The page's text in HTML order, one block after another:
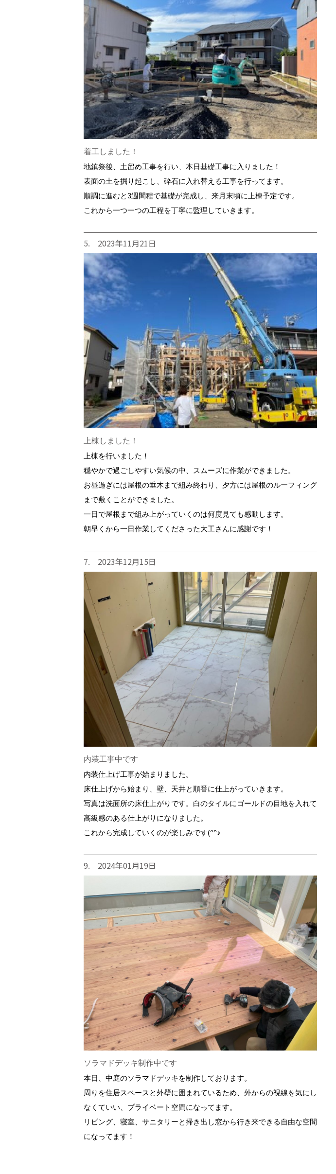
着工しました！
地鎮祭後、土留め工事を行い、本日基礎工事に入りました！
表面の土を掘り起こし、砕石に入れ替える工事を行ってます。
順調に進むと3週間程で基礎が完成し、来月末頃に上棟予定です。
これから一つ一つの工程を丁寧に監理していきます。
5. 2023年11月21日
上棟しました！
上棟を行いました！
穏やかで過ごしやすい気候の中、スムーズに作業ができました。
お昼過ぎには屋根の垂木まで組み終わり、夕方には屋根のルーフィング
まで敷くことができました。
一日で屋根まで組み上がっていくのは何度見ても感動します。
朝早くから一日作業してくださった大工さんに感謝です！
7. 2023年12月15日
内装工事中です
内装仕上げ工事が始まりました。
床仕上げから始まり、壁、天井と順番に仕上がっていきます。
写真は洗面所の床仕上がりです。白のタイルにゴールドの目地を入れて
高級感のある仕上がりになりました。
これから完成していくのが楽しみです(^^♪
9. 2024年01月19日
ソラマドデッキ制作中です
本日、中庭のソラマドデッキを制作しております。
周りを住居スペースと外壁に囲まれているため、外からの視線を気にし
なくていい、プライベート空間になってます。
リビング、寝室、サニタリーと掃き出し窓から行き来できる自由な空間
になってます！